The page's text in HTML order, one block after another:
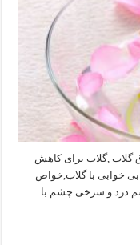
گلاب ,گلاب برای کاهش
خوابی با گلاب,خواص
درد و سرخی چشم با